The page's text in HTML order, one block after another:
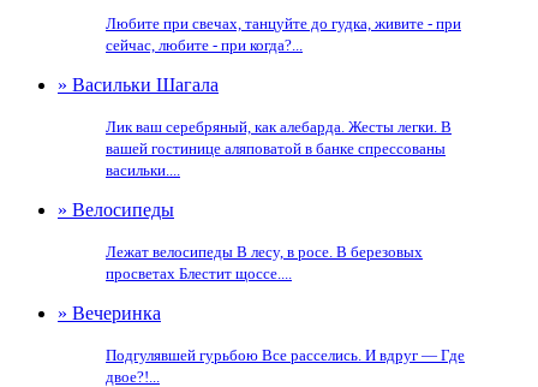
Любите при свечах, танцуйте до гудка, живите - при
сейчас, любите - при когда?...
» Васильки Шагала
Лик ваш серебряный, как алебарда. Жесты легки. В
вашей гостинице аляповатой в банке спрессованы
васильки....
» Велосипеды
Лежат велосипеды В лесу, в росе. В березовых
просветах Блестит щоссе....
» Вечеринка
Подгулявшей гурьбою Все расселись. И вдруг — Где
двое?!...